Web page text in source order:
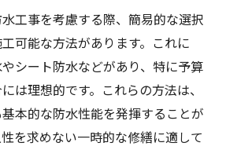
工事を考慮する際、簡易的な選択
可能な方法があります。これに
シート防水などがあり、特に予算
は理想的です。これらの方法は、
本的な防水性能を発揮することが
を求めない一時的な修繕に適して